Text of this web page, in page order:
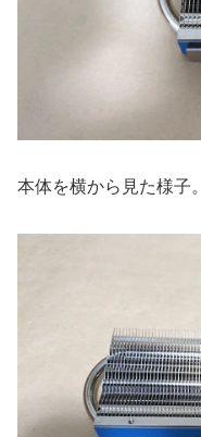
本体を横から見た様子。